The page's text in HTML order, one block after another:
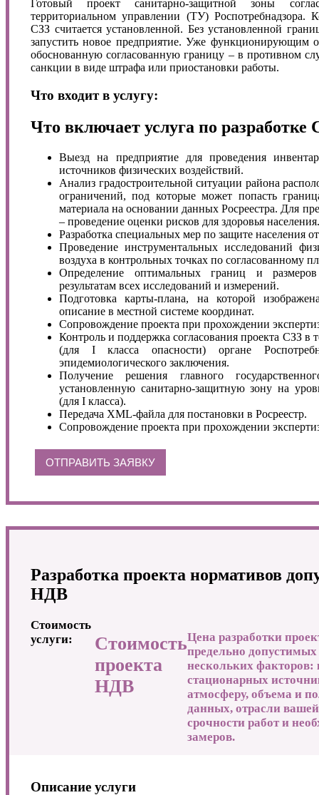
Готовый проект санитарно-защитной зоны
территориальном управлении (ТУ) Роспотребнадзора.
СЗЗ считается установленной. Без установленной
запустить новое предприятие. Уже функционирующим
обоснованную согласованную границу – в противном
санкции в виде штрафа или приостановки работы.
Что входит в услугу:
Что включает услуга по разработке
Выезд на предприятие для проведения
источников физических воздействий.
Анализ градостроительной ситуации района
ограничений, под которые может попасть
материала на основании данных Росреестра. Для
– проведение оценки рисков для здоровья населения.
Разработка специальных мер по защите населения
Проведение инструментальных исследований
воздуха в контрольных точках по согласованному
Определение оптимальных границ и
результатам всех исследований и измерений.
Подготовка карты-плана, на которой
описание в местной системе координат.
Сопровождение проекта при прохождении
Контроль и поддержка согласования проекта СЗЗ в
(для I класса опасности) органе
эпидемиологического заключения.
Получение решения главного
установленную санитарно-защитную зону на
(для I класса).
Передача XML-файла для постановки в Росреестр.
Сопровождение проекта при прохождении
ОТПРАВИТЬ ЗАЯВКУ
Разработка проекта нормативов
НДВ
Стоимость
услуги:
Стоимость
проекта
НДВ
Цена разработки
предельно
нескольких факторов:
стационарных
атмосферу, объема и
данных, отрасли
срочности работ и
замеров.
Описание услуги